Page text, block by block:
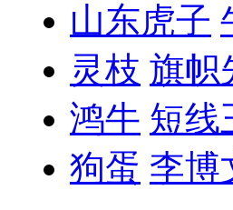
山东虎子
灵枝 旗帜
鸿牛 短线
狗蛋 李博